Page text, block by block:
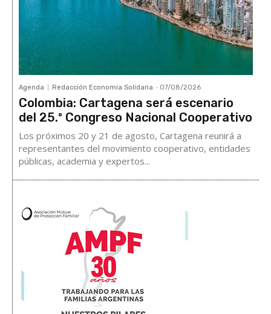
Agenda Redacción Economía Solidaria - 07/08/2026
Colombia: Cartagena será escenario
del 25.º Congreso Nacional Cooperativo
Los próximos 20 y 21 de agosto, Cartagena reunirá a
representantes del movimiento cooperativo, entidades
públicas, academia y expertos...